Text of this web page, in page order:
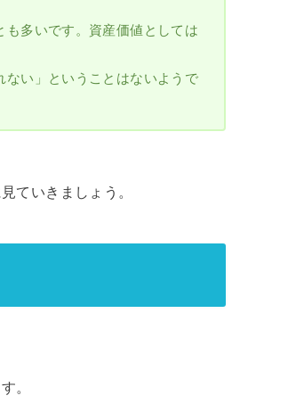
多いです。資産価値としては
ない」ということはないようで
ていきましょう。
。